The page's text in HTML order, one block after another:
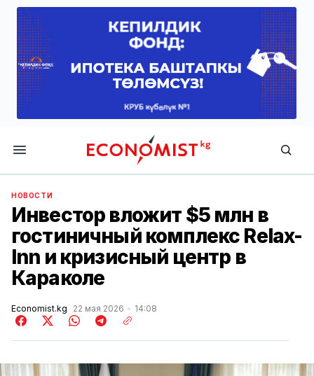
Economist.kg
НОВОСТИ
Инвестор вложит $5 млн в
гостиничный комплекс Relax-
Inn и кризисный центр в
Караколе
Economist.kg 22 мая 2026 14:08